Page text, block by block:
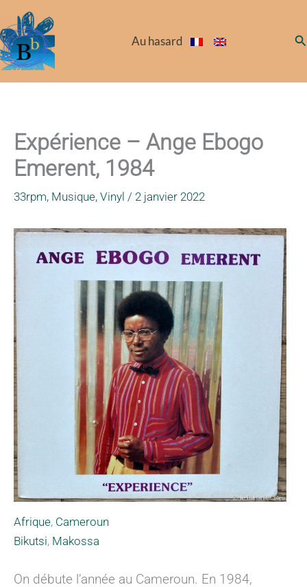
au
contenu
Au hasard
Expérience – Ange Ebogo
Emerent, 1984
33rpm, Musique, Vinyl / 2 janvier 2022
Afrique, Cameroun
Bikutsi, Makossa
On débute l’année au Cameroun. En 1984,